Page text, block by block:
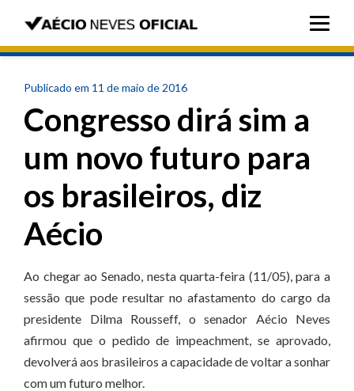
Publicado em 11 de maio de 2016
Congresso dirá sim a
um novo futuro para
os brasileiros, diz
Aécio
Ao chegar ao Senado, nesta quarta-feira (11/05), para a
sessão que pode resultar no afastamento do cargo da
presidente Dilma Rousseff, o senador Aécio Neves
afirmou que o pedido de impeachment, se aprovado,
devolverá aos brasileiros a capacidade de voltar a sonhar
com um futuro melhor.